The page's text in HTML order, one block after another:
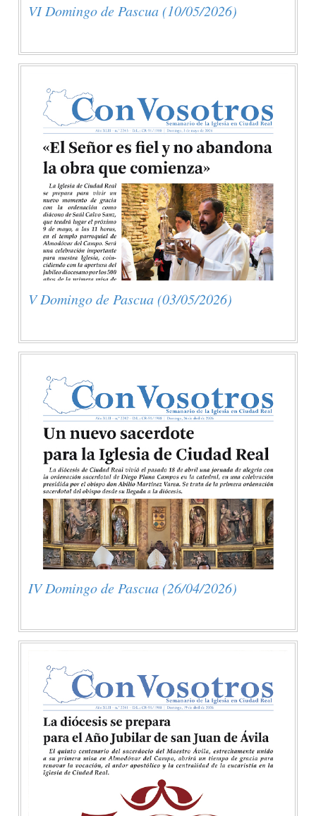
VI Domingo de Pascua (10/05/2026)
V Domingo de Pascua (03/05/2026)
IV Domingo de Pascua (26/04/2026)